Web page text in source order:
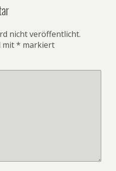
nicht veröffentlicht.
mit* markiert